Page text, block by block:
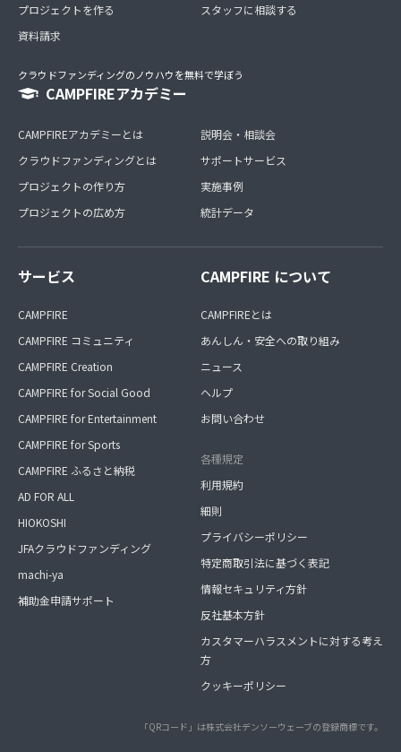
プロジェクトを作る
資料請求
スタッフに相談する
クラウドファンディングのノウハウを無料で学ぼう
CAMPFIREアカデミー
CAMPFIREアカデミーとは
クラウドファンディングとは
プロジェクトの作り方
プロジェクトの広め方
説明会・相談会
サポートサービス
実施事例
統計データ
サービス
CAMPFIRE
CAMPFIRE コミュニティ
CAMPFIRE Creation
CAMPFIRE for Social Good
CAMPFIRE for Entertainment
CAMPFIRE for Sports
CAMPFIRE ふるさと納税
AD FOR ALL
HIOKOSHI
JFAクラウドファンディング
machi-ya
補助金申請サポート
CAMPFIRE について
CAMPFIREとは
あんしん・安全への取り組み
ニュース
ヘルプ
お問い合わせ
各種規定
利用規約
細則
プライバシーポリシー
特定商取引法に基づく表記
情報セキュリティ方針
反社基本方針
カスタマーハラスメントに対する考え
方
クッキーポリシー
「QRコード」は株式会社デンソーウェーブの登録商標です。